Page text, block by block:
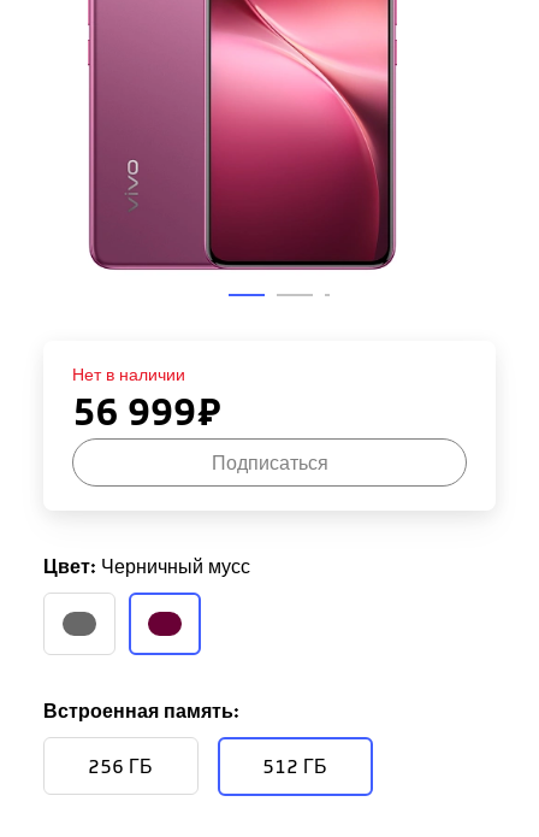
Нет в наличии
56 999₽
Подписаться
Цвет: Черничный мусс
Встроенная память:
256 ГБ 512 ГБ